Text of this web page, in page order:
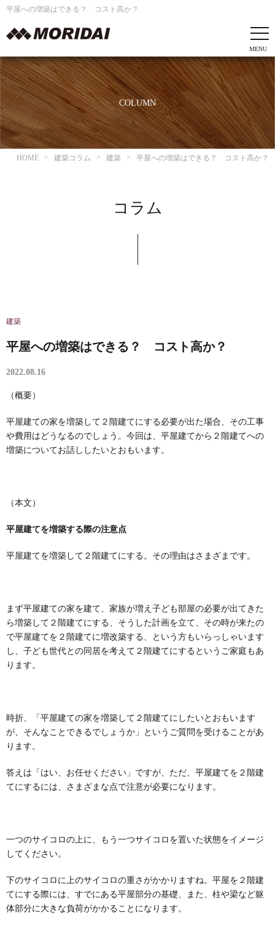
平屋への増築はできる？ コスト高か？
COLUMN
HOME 建築コラム 建築 平屋への増築はできる？ コスト高か？
コラム
建築
平屋への増築はできる？ コスト高か？
2022.08.16
（概要）
平屋建ての家を増築して２階建てにする必要が出た場合、その工事
や費用はどうなるのでしょう。今回は、平屋建てから２階建てへの
増築についてお話ししたいとおもいます。
（本文）
平屋建てを増築する際の注意点
平屋建てを増築して２階建てにする。その理由はさまざまです。
まず平屋建ての家を建て、家族が増え子ども部屋の必要が出てきた
ら増築して２階建てにする、そうした計画を立て、その時が来たの
で平屋建てを２階建てに増改築する、という方もいらっしゃいます
し、子ども世代との同居を考えて２階建てにするというご家庭もあ
ります。
時折、「平屋建ての家を増築して２階建てにしたいとおもいます
が、そんなことできるでしょうか」というご質問を受けることがあ
ります。
答えは「はい、お任せください」ですが、ただ、平屋建てを２階建
てにするには、さまざまな点で注意が必要になります。
一つのサイコロの上に、もう一つサイコロを置いた状態をイメージ
してください。
下のサイコロに上のサイコロの重さがかかりますね。平屋を２階建
てにする際には、すでにある平屋部分の基礎、また、柱や梁など躯
体部分に大きな負荷がかかることになります。